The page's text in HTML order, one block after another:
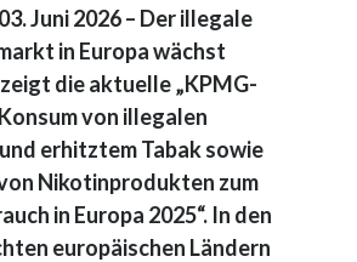
Juni 2026 – Der illegale
in Europa wächst
die aktuelle „KPMG-
von illegalen
erhitztem Tabak sowie
Nikotinprodukten zum
in Europa 2025“. In den
europäischen Ländern